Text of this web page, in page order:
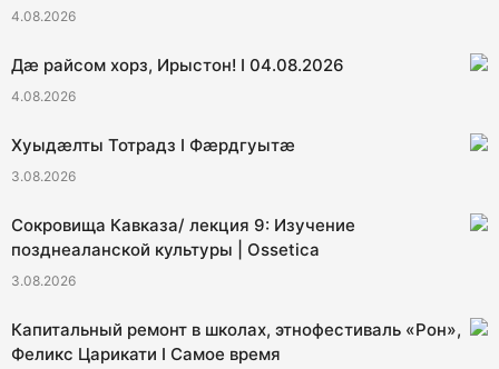
4.08.2026
Дæ райсом хорз, Ирыстон! I 04.08.2026
4.08.2026
Хуыдæлты Тотрадз I Фæрдгуытæ
3.08.2026
Сокровища Кавказа/ лекция 9: Изучение
позднеаланской культуры | Ossetica
3.08.2026
Капитальный ремонт в школах, этнофестиваль «Рон»,
Феликс Царикати I Самое время